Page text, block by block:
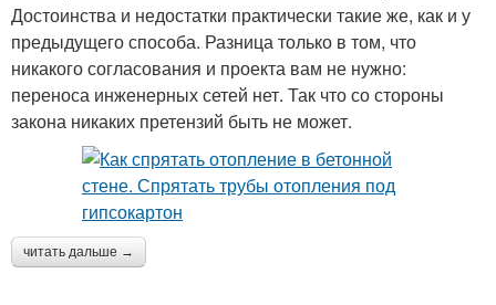
Достоинства и недостатки практически такие же, как и у
предыдущего способа. Разница только в том, что
никакого согласования и проекта вам не нужно:
переноса инженерных сетей нет. Так что со стороны
закона никаких претензий быть не может.
читать дальше →